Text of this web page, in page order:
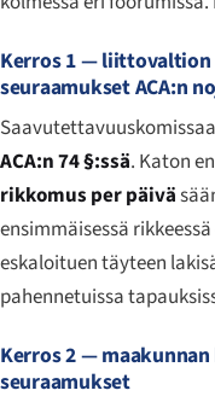
Kerros 1 —
seuraamukset ACA:n
ACA:n 74 §:ssä. Katon
rikkomus per päivä
ensimmäisessä
eskaloituen täyteen
pahennetuissa
Kerros 2 —
seuraamukset